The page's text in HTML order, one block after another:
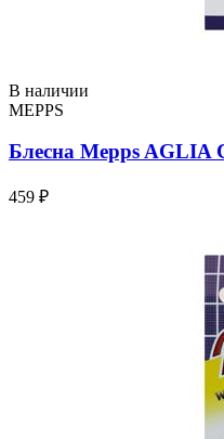
В наличии
MEPPS
Блесна Mepps AGLIA
459 ₽